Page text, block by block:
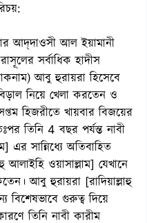
আদ্‌দাওসী আল ইয়ামানী
সর্বাধিক হাদীস
আবু হুরায়রা হিসেবে
নিয়ে খেলা করতেন ও
হিজরীতে খায়বার বিজয়ের
তিনি 4 বছর পর্যন্ত নাবী
এর সান্নিধ্যে অতিবাহিত
আলাইহি ওয়াসাল্লাম] যেখানে
আবু হুরায়রা [রাদিয়াল্লাহু
বিশেষভাবে গুরুত্ব দিয়ে
তিনি নাবী কারীম